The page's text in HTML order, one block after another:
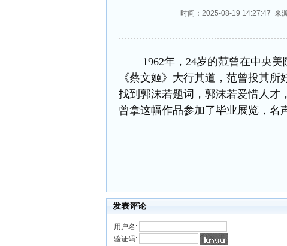
时间：2025-08-19 14:27:47 来
1962年，24岁的范曾在中央美
《蔡文姬》大行其道，范曾投其
找到郭沫若题词，郭沫若爱惜人才
曾拿这幅作品参加了毕业展览，
发表评论
用户名:
验证码: